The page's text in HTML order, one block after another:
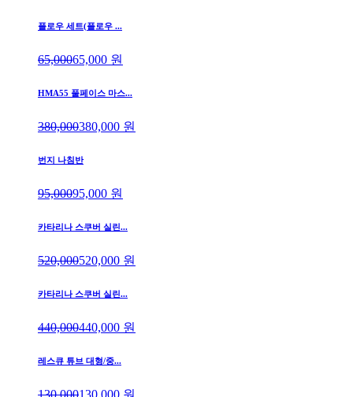
플로우 세트(플로우 ...
65,00065,000 원
HMA55 풀페이스 마스...
380,000380,000 원
번지 나침반
95,00095,000 원
카타리나 스쿠버 실린...
520,000520,000 원
카타리나 스쿠버 실린...
440,000440,000 원
레스큐 튜브 대형/중...
130,000130,000 원